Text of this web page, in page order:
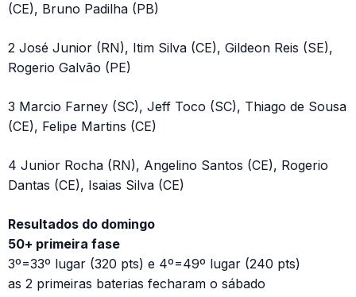
(CE), Bruno Padilha (PB)
2 José Junior (RN), Itim Silva (CE), Gildeon Reis (SE),
Rogerio Galvão (PE)
3 Marcio Farney (SC), Jeff Toco (SC), Thiago de Sousa
(CE), Felipe Martins (CE)
4 Junior Rocha (RN), Angelino Santos (CE), Rogerio
Dantas (CE), Isaias Silva (CE)
Resultados do domingo
50+ primeira fase
3º=33º lugar (320 pts) e 4º=49º lugar (240 pts)
as 2 primeiras baterias fecharam o sábado